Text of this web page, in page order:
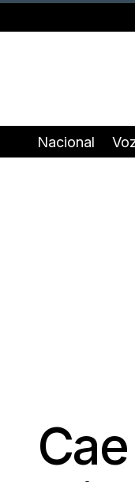
Nacional